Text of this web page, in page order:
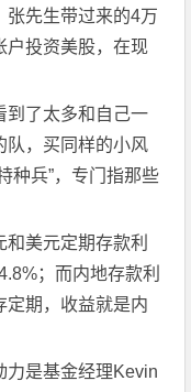
张先生带过来的4万
户投资美股，在现
到了太多和自己一
队，买同样的小风
种兵”，专门指那些
美元定期存款利
；而内地存款利
定期，收益就是内
力是基金经理Kevin